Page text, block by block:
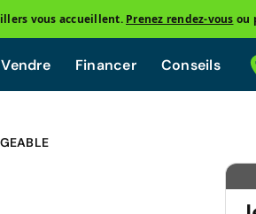
vous accueillent. Prenez rendez-vous ou
Vendre Financer Conseils